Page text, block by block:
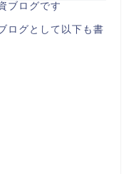
ブログです
ログとして以下も書